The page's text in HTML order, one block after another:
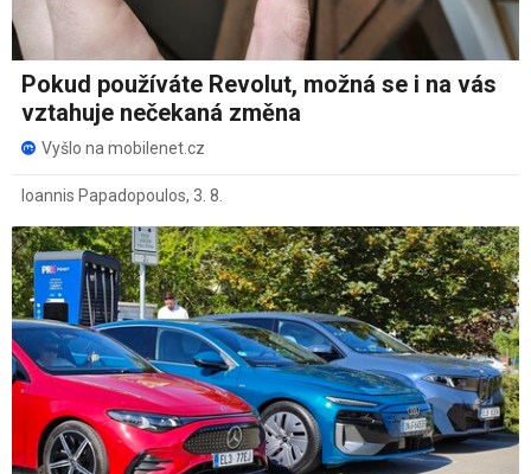
Pokud používáte Revolut, možná se i na vás
vztahuje nečekaná změna
Vyšlo na mobilenet.cz
Ioannis Papadopoulos, 3. 8.